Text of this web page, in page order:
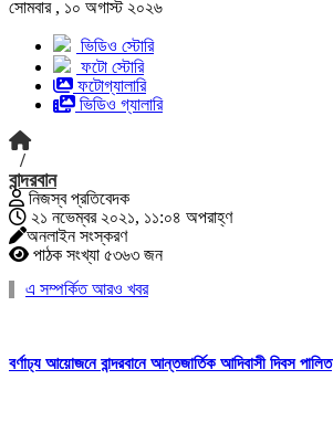
সোমবার , ১০ অগাস্ট ২০২৬
ভিডিও স্টোরি
ফটো স্টোরি
ফটোগ্যালারি
ভিডিও গ্যালারি
/
বান্দরবান
নিজস্ব প্রতিবেদক
২১ নভেম্বর ২০২১, ১১:০৪ অপরাহ্ণ
অনলাইন সংস্করণ
পাঠক সংখ্যা ৫৩৬৩ জন
এ সম্পর্কিত আরও খবর
বর্ণাঢ্য আয়োজনে বান্দরবানে আন্তজার্তিক আদিবাসী দিবস পালিত